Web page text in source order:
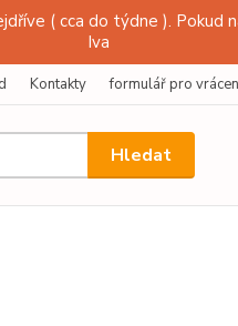
( cca do týdne ).
Iva
Kontakty formulář pro
Hledat